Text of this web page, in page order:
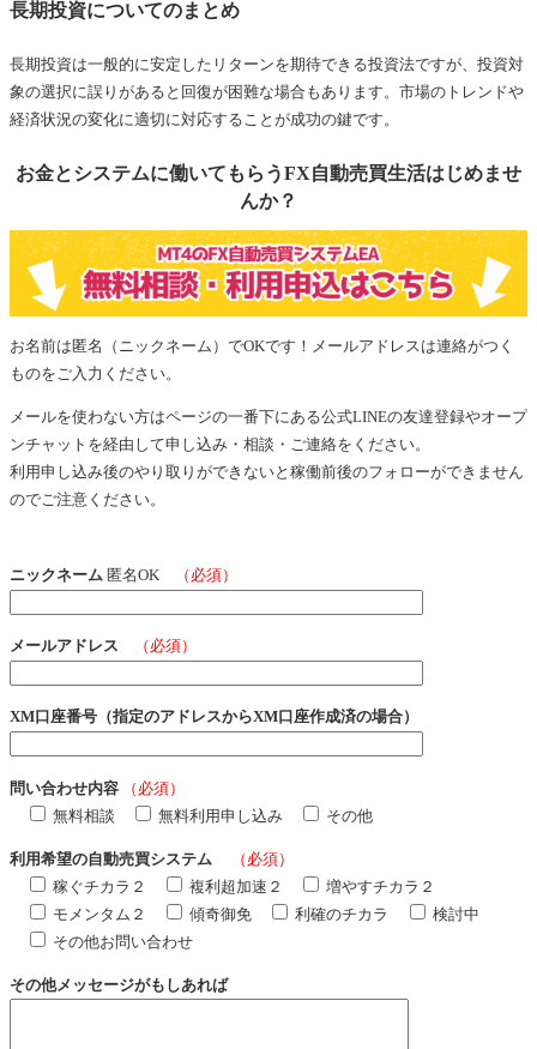
長期投資についてのまとめ
長期投資は一般的に安定したリターンを期待できる投資法ですが、投資対
象の選択に誤りがあると回復が困難な場合もあります。市場のトレンドや
経済状況の変化に適切に対応することが成功の鍵です。
お金とシステムに働いてもらうFX自動売買生活はじめませ
んか？
お名前は匿名（ニックネーム）でOKです！メールアドレスは連絡がつく
ものをご入力ください。
メールを使わない方はページの一番下にある公式LINEの友達登録やオープ
ンチャットを経由して申し込み・相談・ご連絡をください。
利用申し込み後のやり取りができないと稼働前後のフォローができません
のでご注意ください。
ニックネーム 匿名OK （必須）
メールアドレス （必須）
XM口座番号（指定のアドレスからXM口座作成済の場合）
問い合わせ内容
（必須）
無料相談
無料利用申し込み その他
利用希望の自動売買システム
（必須）
稼ぐチカラ２
複利超加速２
増やすチカラ２
モメンタム２
傾奇御免 利確のチカラ
検討中
その他お問い合わせ
その他メッセージがもしあれば